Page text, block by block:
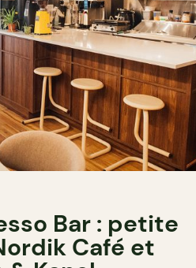
Bar : petite
Café et